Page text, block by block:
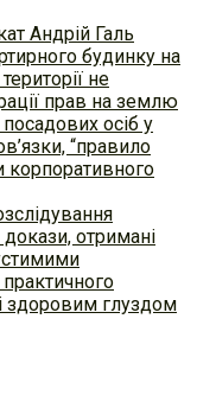
Андрій Галь
будинку на
не
прав на землю
осіб у
“правило
корпоративного
отримані
здоровим глуздом